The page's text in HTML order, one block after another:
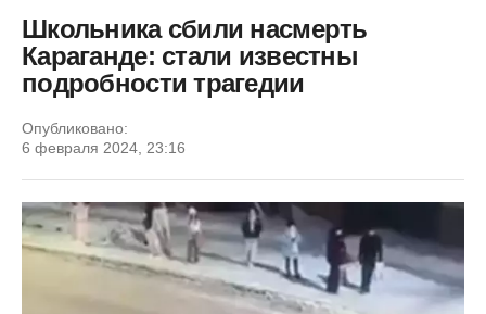
Школьника сбили насмерть
Караганде: стали известны
подробности трагедии
Опубликовано:
6 февраля 2024, 23:16